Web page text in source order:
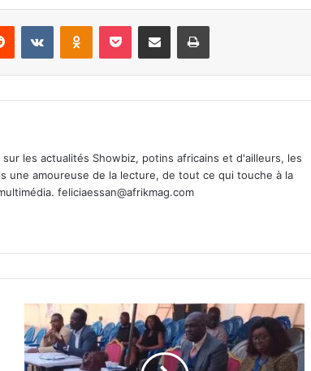
Reddit VKontakteOdnoklassniki
Pocket Partager par email Imprimer
les actualités Showbiz, potins africains et d'ailleurs, les
une amoureuse de la lecture, de tout ce qui touche à la
feliciaessan@afrikmag.com